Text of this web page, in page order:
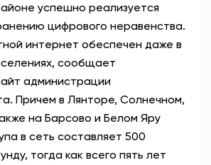
У НАС СЕМЕЙНОЕ
АНТИТЕРРОР
ОФИЦИАЛЬНО
успешно реализуется
цифрового неравенства.
интернет обеспечен даже в
сообщает
администрации
Причем в Лянторе, Солнечном,
на Барсово и Белом Яру
в сеть составляет 500
тогда как всего пять лет